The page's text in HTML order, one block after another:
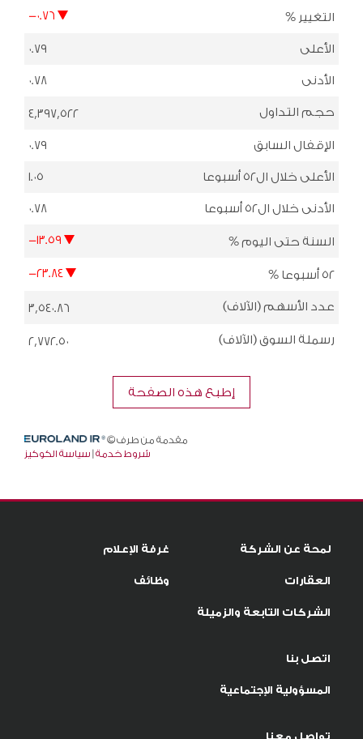
لمحة عن الشركة
العقارات
الشركات التابعة والزميلة
غرفة الإعلام
وظائف
اتصل بنا
المسؤولية الإجتماعية
تواصل معنا